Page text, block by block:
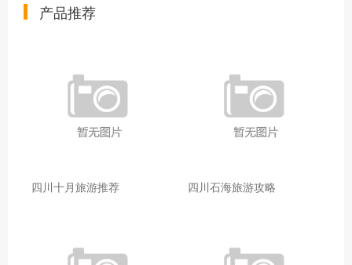
产品推荐
四川十月旅游推荐 四川石海旅游攻略